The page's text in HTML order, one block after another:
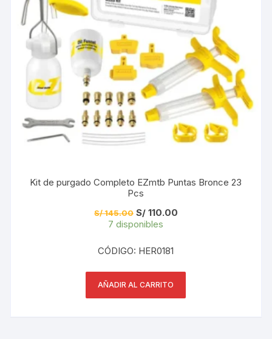
Kit de purgado Completo EZmtb Puntas Bronce 23
Pcs
S/145.00 El
precio
original
S/ 145.00.
S/110.00El
7 disponibles
CÓDIGO: HER0181
AÑADIR AL CARRITO